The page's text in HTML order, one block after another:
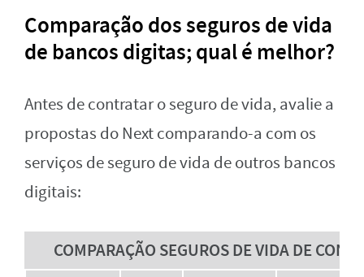
Comparação dos seguros de vida
de bancos digitas; qual é melhor?
Antes de contratar o seguro de vida, avalie a
propostas do Next comparando-a com os
serviços de seguro de vida de outros bancos
digitais:
COMPARAÇÃO SEGUROS DE VIDA DE